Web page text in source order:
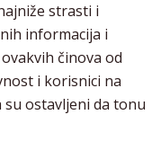
strasti i
informacija i
činova od
i korisnici na
ostavljeni da tonu